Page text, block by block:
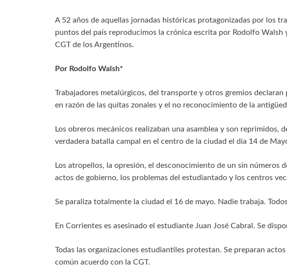
A 52 años de aquellas jornadas históricas protagonizadas por los
puntos del país reproducimos la crónica escrita por Rodolfo Walsh
CGT de los Argentinos.
Por Rodolfo Walsh*
Trabajadores metalúrgicos, del transporte y otros gremios declaran
en razón de las quitas zonales y el no reconocimiento de la
Los obreros mecánicos realizaban una asamblea y son reprimidos,
verdadera batalla campal en el centro de la ciudad el día 14 de
Los atropellos, la opresión, el desconocimiento de un sin números
actos de gobierno, los problemas del estudiantado y los centros
Se paraliza totalmente la ciudad el 16 de mayo. Nadie trabaja.
En Corrientes es asesinado el estudiante Juan José Cabral. Se
Todas las organizaciones estudiantiles protestan. Se preparan
común acuerdo con la CGT.